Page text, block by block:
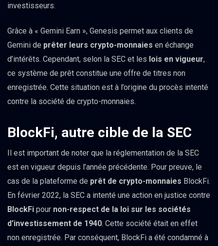
investisseurs.
Grâce à « Gemini Earn », Genesis permet aux clients de
Gemini de prêter leurs crypto-monnaies en échange
d’intérêts. Cependant, selon la SEC et les lois en vigueur,
ce système de prêt constitue une offre de titres non
enregistrée. Cette situation est à l’origine du procès intenté
contre la société de crypto-monnaies.
BlockFi, autre cible de la SEC
Il est important de noter que la réglementation de la SEC
est en vigueur depuis l’année précédente. Pour preuve, le
cas de la plateforme de prêt de crypto-monnaies BlockFi.
En février 2022, la SEC a intenté une action en justice contre
BlockFi pour non-respect de la loi sur les sociétés
d’investissement de 1940. Cette société était en effet
non enregistrée. Par conséquent, BlockFi a été condamné à